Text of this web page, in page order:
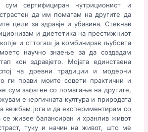
сум сертифициран нутриционист и
да им помагам на другите да
цели за здравје и убавина. Стекнав
и диететика на престижниот
и оттогаш ја комбинирав љубовта
научно знаење за да создадам
кон здравјето. Мојата единствена
на древни традиции и модерни
ги прави моите совети практични и
сум зафатен со помагање на другите,
енергичната култура и природата
вежбам јога и да експериментирам со
се ​​живее балансиран и хранлив живот
туку и начин на живот, што ме